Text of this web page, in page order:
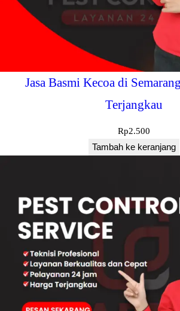
Jasa Basmi Kecoa di
Terjangkau
Rp2.500
Tambah ke keranjang